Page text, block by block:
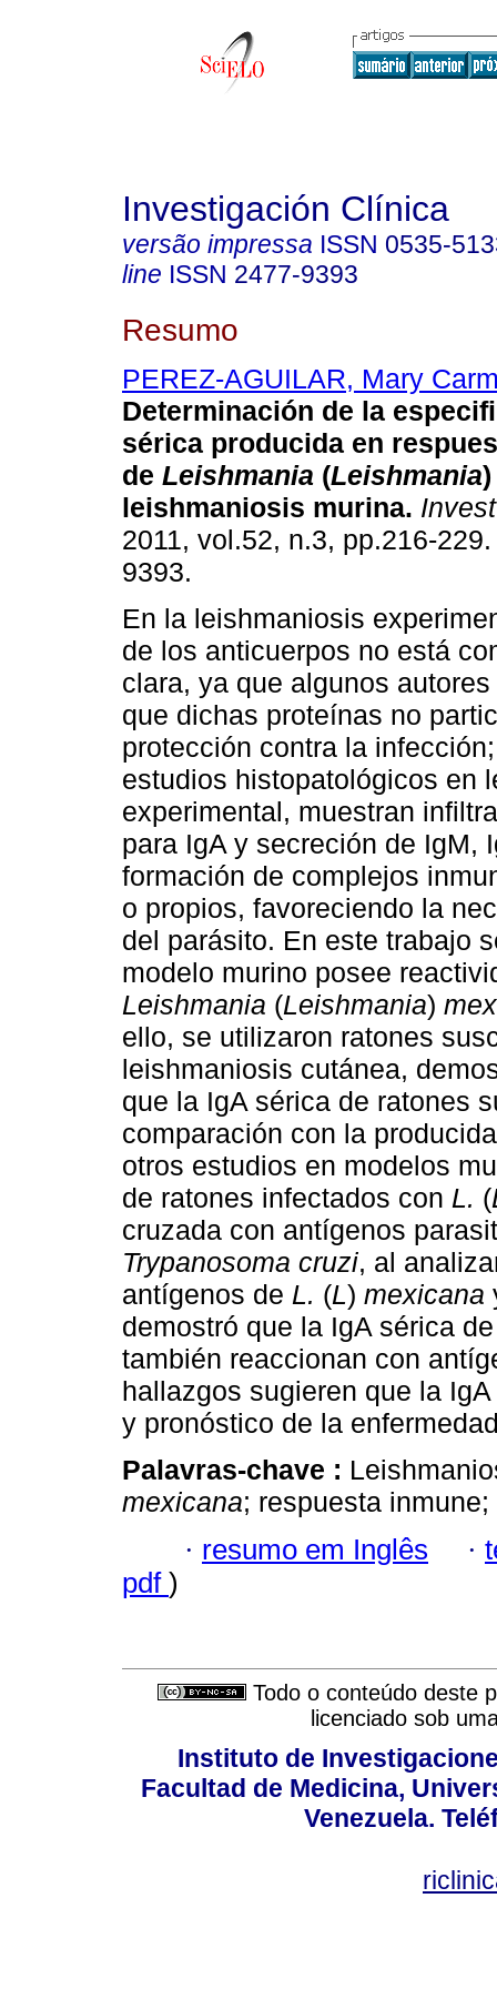
Investigación Clínica
versão impressa ISSN 0535-
line ISSN 2477-9393
Resumo
PEREZ-AGUILAR, Mary
Determinación de la
sérica producida en
de Leishmania (Leishmania
leishmaniosis murina.
2011, vol.52, n.3, pp.216-
9393.
En la leishmaniosis
de los anticuerpos no está
clara, ya que algunos
que dichas proteínas no
protección contra la
estudios histopatológicos en
experimental, muestran
para IgA y secreción de IgM,
formación de complejos
o propios, favoreciendo la
del parásito. En este trabajo
modelo murino posee
Leishmania (Leishmania)
ello, se utilizaron ratones
leishmaniosis cutánea,
que la IgA sérica de ratones
comparación con la
otros estudios en modelos
de ratones infectados con L. (
cruzada con antígenos
Trypanosoma cruzi, al
antígenos de L. (L) mexicana
demostró que la IgA sérica
también reaccionan con
hallazgos sugieren que la
y pronóstico de la
Palavras-chave :
mexicana; respuesta
· resumo em Inglês ·
pdf )
Todo o conteúdo deste
licenciado sob
Instituto de
Facultad de Medicina,
Venezuela.